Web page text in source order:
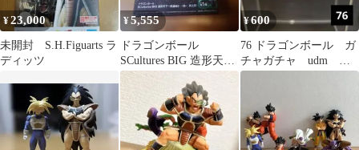
¥23,000
未開封 S.H.Figuarts ラ
ディッツ
¥5,555
ドラゴンボール
SCultures BIG 造形天下
一武道会5 ラディッツ
¥600
76 ドラゴンボール ガ
チャガチャ udm ラ
ディッツ